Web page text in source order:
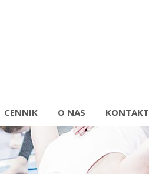
CENNIK O NAS KONTAKT